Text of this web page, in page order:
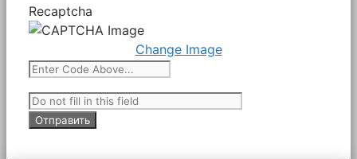
Recaptcha
Change Image